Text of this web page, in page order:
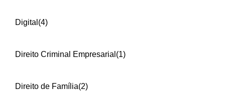
Digital (4)
Direito Criminal Empresarial (1)
Direito de Família(2)